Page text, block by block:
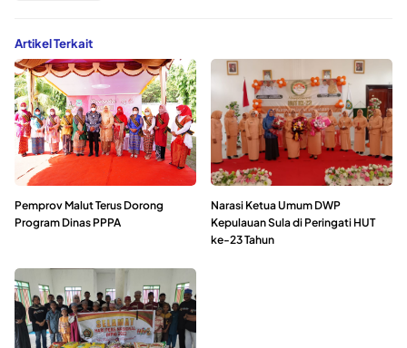
Artikel Terkait
Pemprov Malut Terus Dorong
Program Dinas PPPA
Narasi Ketua Umum DWP
Kepulauan Sula di Peringati HUT
ke-23 Tahun